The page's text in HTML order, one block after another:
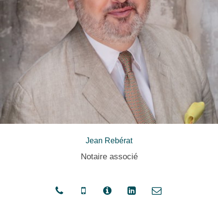
Jean Rebérat
Notaire associé